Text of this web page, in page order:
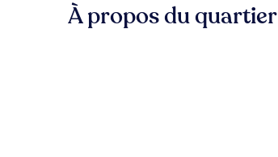
À propos du quartier